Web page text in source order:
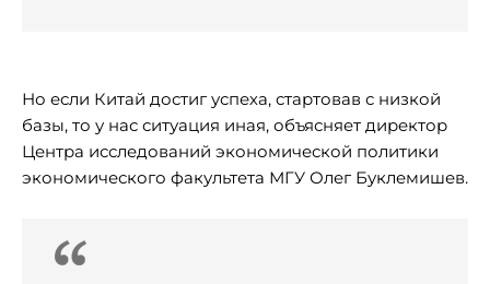
Но если Китай достиг успеха, стартовав с низкой
базы, то у нас ситуация иная, объясняет директор
Центра исследований экономической политики
экономического факультета МГУ Олег Буклемишев.